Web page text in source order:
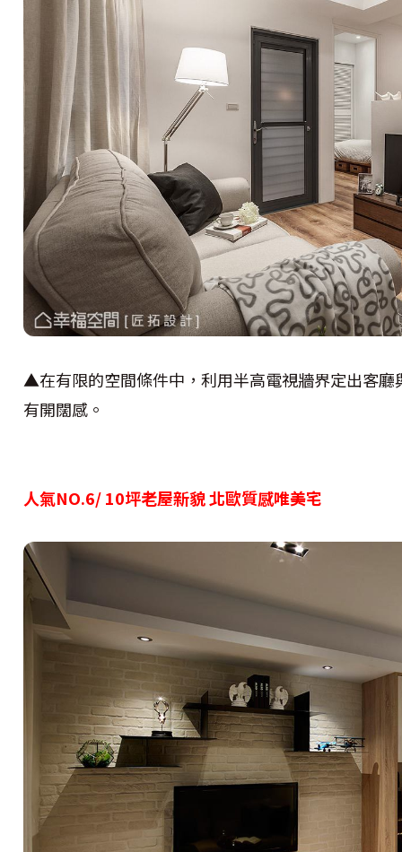
▲在有限的空間條件中，利用半高電視牆界定出客
有開闊感。
人氣NO.6/ 10坪老屋新貌 北歐質感唯美宅